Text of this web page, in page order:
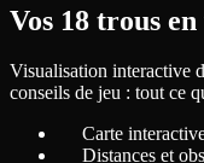
Vos 18 trous
Visualisation interactive
conseils de jeu : tout ce
Carte
Distances et